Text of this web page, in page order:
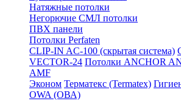
Натяжные потолки
Негорючие СМЛ потолки
ПВХ панели
Потолки Perfaten
CLIP-IN AC-100 (скрытая система)
VECTOR-24 Потолки ANCHOR
AMF
Эконом Терматекс (Termatex)
OWA (ОВА)